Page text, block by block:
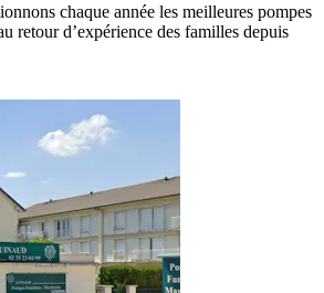
chaque année les meilleures pompes
retour d’expérience des familles depuis